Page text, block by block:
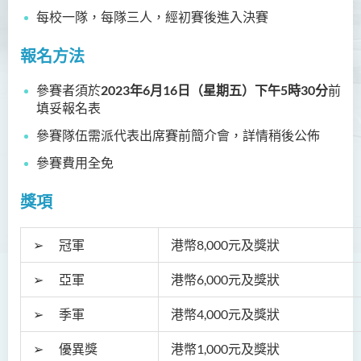
每校一隊，每隊三人，經初賽後進入決賽
報名方法
參賽者須於2023年6月16日（星期五）下午5時30分前
填妥報名表
參賽隊伍需派代表出席賽前簡介會，詳情稍後公佈
參賽費用全免
獎項
➢ 冠軍 港幣8,000元及獎狀
➢ 亞軍 港幣6,000元及獎狀
➢ 季軍 港幣4,000元及獎狀
➢ 優異獎 港幣1,000元及獎狀
聖方濟各人文科技獎(2024年)
旁聽生計劃
幼稚園教師語文專業發展課
全港中學翻譯科技問答比賽
2023
比賽結果 - 全港中學翻譯科技